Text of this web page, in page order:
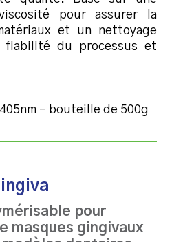
pour assurer la
et un nettoyage
fiabilité du processus et
– bouteille de 500g
pour
masques gingivaux